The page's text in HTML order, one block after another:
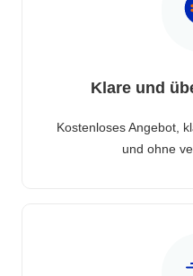
Klare und
Kostenloses Angebot,
und ohne